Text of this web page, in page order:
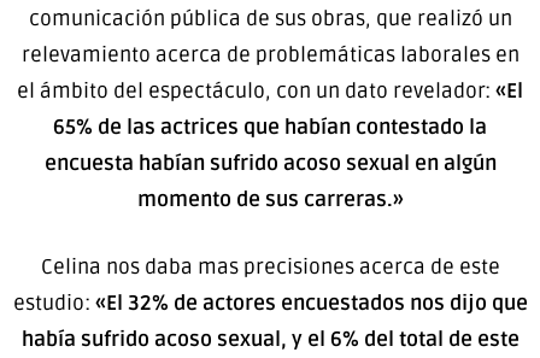
comunicación pública de sus obras, que realizó un
relevamiento acerca de problemáticas laborales en
el ámbito del espectáculo, con un dato revelador: «El
65% de las actrices que habían contestado la
encuesta habían sufrido acoso sexual en algún
momento de sus carreras.»
Celina nos daba mas precisiones acerca de este
estudio: «El 32% de actores encuestados nos dijo que
había sufrido acoso sexual, y el 6% del total de este